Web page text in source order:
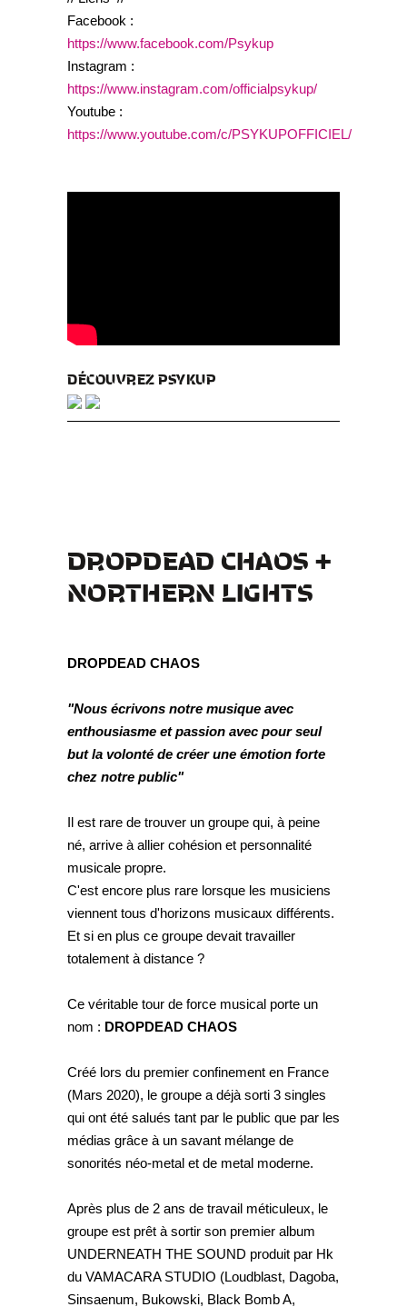
Facebook :
https://www.facebook.com/Psykup
Instagram :
https://www.instagram.com/officialpsykup/
Youtube :
https://www.youtube.com/c/PSYKUPOFFICIEL/
DÉCOUVREZ PSYKUP
DROPDEAD CHAOS +
NORTHERN LIGHTS
DROPDEAD CHAOS
"Nous écrivons notre musique avec
enthousiasme et passion avec pour seul
but la volonté de créer une émotion forte
chez notre public"
Il est rare de trouver un groupe qui, à peine
né, arrive à allier cohésion et personnalité
musicale propre.
C'est encore plus rare lorsque les musiciens
viennent tous d'horizons musicaux différents.
Et si en plus ce groupe devait travailler
totalement à distance ?
Ce véritable tour de force musical porte un
nom : DROPDEAD CHAOS
Créé lors du premier confinement en France
(Mars 2020), le groupe a déjà sorti 3 singles
qui ont été salués tant par le public que par les
médias grâce à un savant mélange de
sonorités néo-metal et de metal moderne.
Après plus de 2 ans de travail méticuleux, le
groupe est prêt à sortir son premier album
UNDERNEATH THE SOUND produit par Hk
du VAMACARA STUDIO (Loudblast, Dagoba,
Sinsaenum, Bukowski, Black Bomb A,